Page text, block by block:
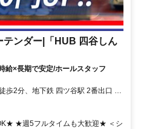
テンダー|「HUB 四谷しん
給×長期で安定/ホールスタッフ
歩2分、地下鉄 四ツ谷駅 2番出口 徒
★週5フルタイムも大歓迎★ ＜シ